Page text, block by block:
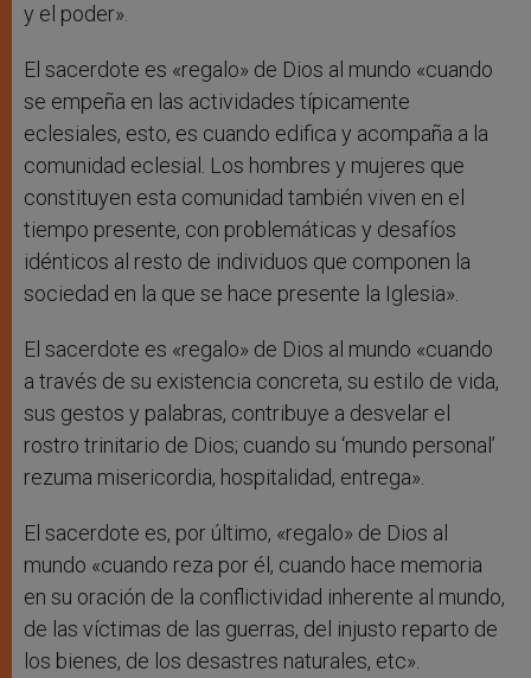
y el poder».
El sacerdote es «regalo» de Dios al mundo «cuando
se empeña en las actividades típicamente
eclesiales, esto, es cuando edifica y acompaña a la
comunidad eclesial. Los hombres y mujeres que
constituyen esta comunidad también viven en el
tiempo presente, con problemáticas y desafíos
idénticos al resto de individuos que componen la
sociedad en la que se hace presente la Iglesia».
El sacerdote es «regalo» de Dios al mundo «cuando
a través de su existencia concreta, su estilo de vida,
sus gestos y palabras, contribuye a desvelar el
rostro trinitario de Dios; cuando su ‘mundo personal’
rezuma misericordia, hospitalidad, entrega».
El sacerdote es, por último, «regalo» de Dios al
mundo «cuando reza por él, cuando hace memoria
en su oración de la conflictividad inherente al mundo,
de las víctimas de las guerras, del injusto reparto de
los bienes, de los desastres naturales, etc».